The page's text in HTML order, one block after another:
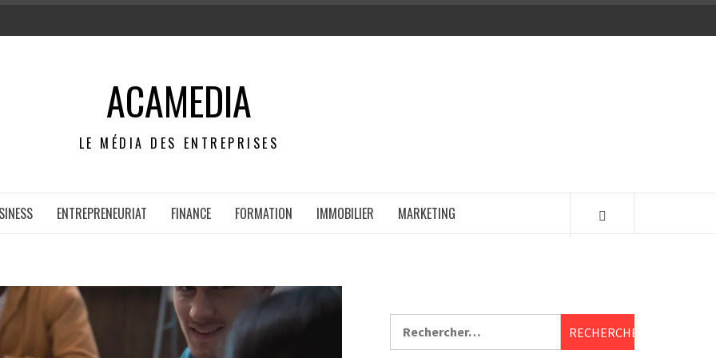
ACAMEDIA
LE MÉDIA DES ENTREPRISES
ENTREPRENEURIAT FINANCE FORMATION IMMOBILIER MARKETING